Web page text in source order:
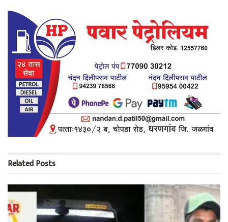
RelatedPosts